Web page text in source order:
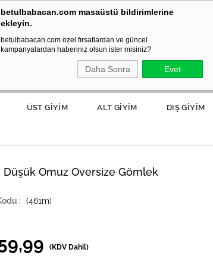
3000TL VE
betulbabacan.com masaüstü bildirimlerine
ekleyin.
betulbabacan.com özel fırsatlardan ve güncel
kampanyalardan haberiniz olsun ister misiniz?
Daha Sonra Evet
ÜST GİYİM ALT GİYİM DIŞ GİYİM
Düşük Omuz Oversize Gömlek
(461m)
(KDV Dahil)